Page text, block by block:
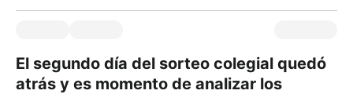
El segundo día del sorteo colegial quedó
atrás y es momento de analizar los